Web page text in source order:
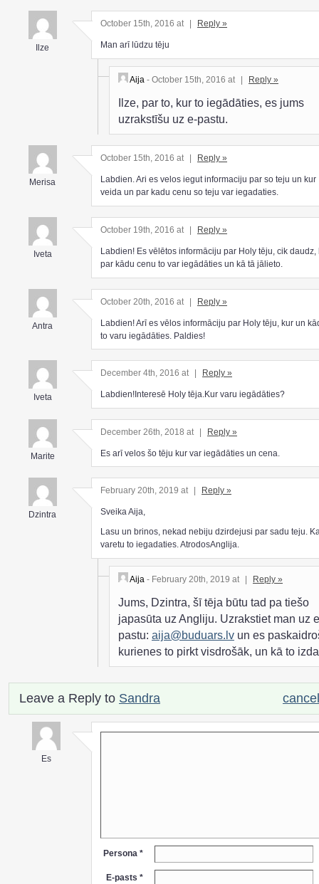
Ilze
October 15th, 2016 at Reply »
Man arī lūdzu tēju
Aija - October 15th, 2016 at | Reply »
Ilze, par to, kur to iegādāties, es jums
uzrakstīšu uz e-pastu.
Merisa
October 15th, 2016 at Reply »
Labdien. Ari es velos iegut informaciju par so teju un kur
veida un par kadu cenu so teju var iegadaties.
Iveta
October 19th, 2016 at Reply »
Labdien! Es vēlētos informāciju par Holy tēju, cik daudz,
par kādu cenu to var iegādāties un kā tā jālieto.
Antra
October 20th, 2016 at | Reply »
Labdien! Arī es vēlos informāciju par Holy tēju, kur un
to varu iegādāties. Paldies!
Iveta
December 4th, 2016 at Reply »
Labdien!Interesē Holy tēja.Kur varu iegādāties?
Marite
December 26th, 2018 at | Reply »
Es arī velos šo tēju kur var iegādāties un cena.
Dzintra
February 20th, 2019 at Reply »
Sveika Aija,
Lasu un brinos, nekad nebiju dzirdejusi par sadu teju.
varetu to iegadaties. AtrodosAnglija.
Aija - February 20th, 2019 at | Reply »
Jums, Dzintra, šī tēja būtu tad pa tiešo
japasūta uz Angliju. Uzrakstiet man uz
pastu: aija@buduars.lv un es
kurienes to pirkt visdrošāk, un kā to
Leave a Reply to Sandra
Es
Persona *
E-pasts *